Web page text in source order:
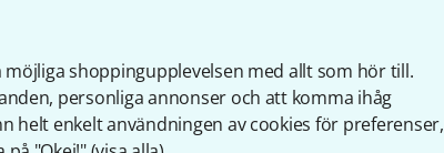
shoppingupplevelsen med allt som hör till.
personliga annonser och att komma ihåg
helt enkelt användningen av cookies för preferenser,
8 Kanal Theaterfunkrack 520MHz
and preset radio rack with pocket